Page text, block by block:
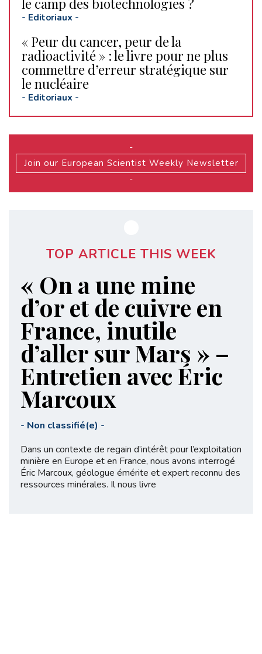
le camp des biotechnologies ?
- Editoriaux -
« Peur du cancer, peur de la
radioactivité » : le livre pour ne plus
commettre d’erreur stratégique sur
le nucléaire
- Editoriaux -
-
Join our European Scientist Weekly Newsletter
-
TOP ARTICLE THIS WEEK
« On a une mine
d’or et de cuivre en
France, inutile
d’aller sur Mars » –
Entretien avec Éric
Marcoux
- Non classifié(e) -
Dans un contexte de regain d’intérêt pour l’exploitation
minière en Europe et en France, nous avons interrogé
Éric Marcoux, géologue émérite et expert reconnu des
ressources minérales. Il nous livre